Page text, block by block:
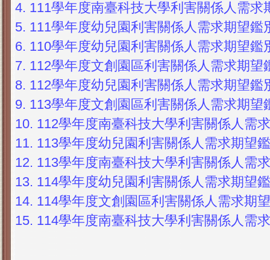
4. 111學年度南臺科技大學利害關係人需求
5. 111學年度幼兒園利害關係人需求期望鑑
6. 110學年度幼兒園利害關係人需求期望鑑
7. 112學年度文創園區利害關係人需求期望
8. 112學年度幼兒園利害關係人需求期望鑑
9. 113學年度文創園區利害關係人需求期望
10. 112學年度南臺科技大學利害關係人需
11. 113學年度幼兒園利害關係人需求期望
12. 113學年度南臺科技大學利害關係人需
13. 114學年度幼兒園利害關係人需求期望
14. 114學年度文創園區利害關係人需求期
15. 114學年度南臺科技大學利害關係人需